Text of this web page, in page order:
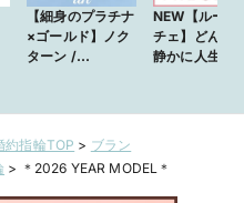
【細身のプラチナ
×ゴールド】ノク
ターン /
NEW【ルー
チェ】どんな
静かに人生を
約指輪TOP > ブラン
> ＊2026 YEAR MODEL＊